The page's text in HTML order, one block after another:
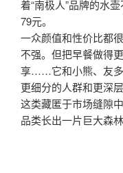
着“南极人”品牌的水
79元。
一众颜值和性价比都
不强。但把早餐做得
享……它和小熊、友多
更细分的人群和更深层
这类藏匿于市场缝隙
品类长出一片巨大森林